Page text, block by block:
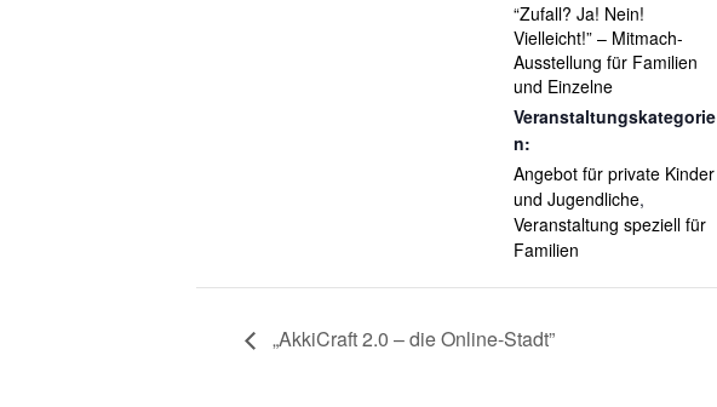
“Zufall? Ja! Nein!
Vielleicht!” – Mitmach-
Ausstellung für Familien
und Einzelne
Veranstaltungskategorie
n:
Angebot für private Kinder
und Jugendliche,
Veranstaltung speziell für
Familien
„AkkiCraft 2.0 – die Online-Stadt”